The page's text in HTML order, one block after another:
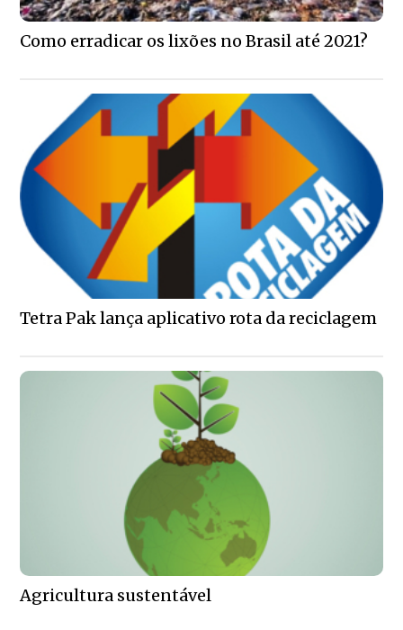
Como erradicar os lixões no Brasil até 2021?
Tetra Pak lança aplicativo rota da reciclagem
Agricultura sustentável